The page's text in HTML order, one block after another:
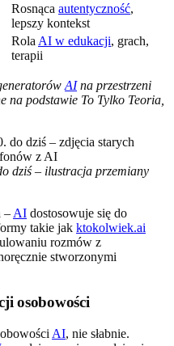
Rosnąca autentyczność,
lepszy kontekst
Rola AI w edukacji, grach,
terapii
AIna przestrzeni
na podstawie To Tylko Teoria,
dziś – ilustracja przemiany
– AI dostosowuje się do
takie jak ktokolwiek.ai
rozmów z
stworzonymi
osobowości
AI, nie słabnie.